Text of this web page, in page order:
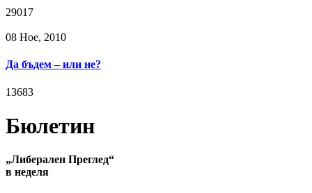
29017
08 Ное, 2010
Да бъдем – или не?
13683
Бюлетин
„Либерален Преглед“
в неделя